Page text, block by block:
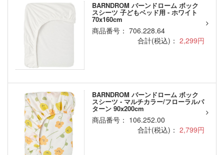
BARNDROM バーンドローム ボック
スシーツ 子どもベッド用 - ホワイト
70x160cm
商品番号： 706.228.64
合計(税込)： 2,299円
BARNDROM バーンドローム ボック
スシーツ - マルチカラー/フローラルパ
ターン 90x200cm
商品番号： 106.252.00
合計(税込)： 2,799円